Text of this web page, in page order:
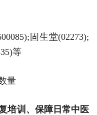
固生堂(02273);
等
量
培训、保障日常中医